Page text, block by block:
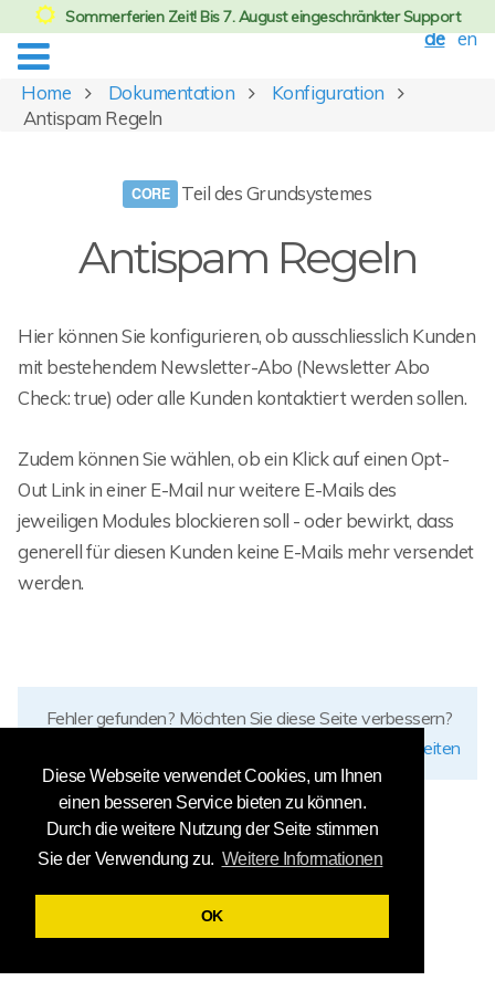
Diese Webseite verwendet Cookies, um Ihnen
einen besseren Service bieten zu können.
Durch die weitere Nutzung der Seite stimmen
Sie der Verwendung zu. Weitere Informationen
OK
de en
Home Dokumentation
Konfiguration
Antispam Regeln
Teil des Grundsystemes
Antispam Regeln
Hier können Sie konfigurieren, ob ausschliesslich Kunden
mit bestehendem Newsletter-Abo (Newsletter Abo
Check: true) oder alle Kunden kontaktiert werden sollen.
Zudem können Sie wählen, ob ein Klick auf einen Opt-
Out Link in einer E-Mail nur weitere E-Mails des
jeweiligen Modules blockieren soll - oder bewirkt, dass
generell für diesen Kunden keine E-Mails mehr versendet
werden.
Fehler gefunden? Möchten Sie diese Seite verbessern?
diese Seite bearbeiten
Sommerferien Zeit! Bis 7. August eingeschränkter Support